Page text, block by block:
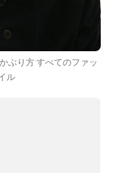
ぶり方 すべてのファッ
ル